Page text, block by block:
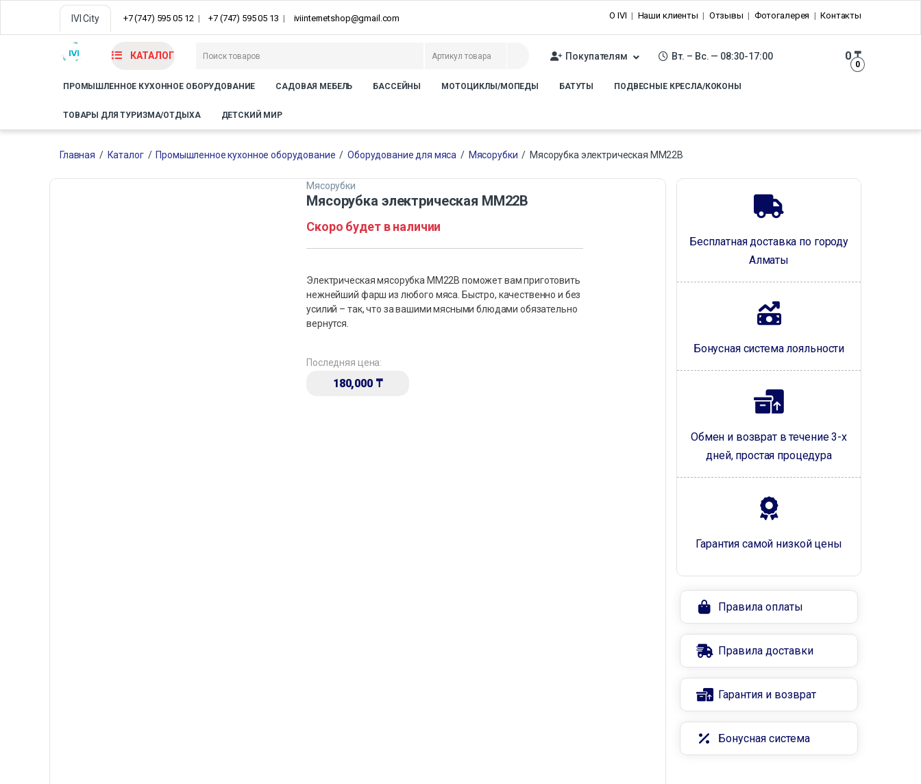
IVI City +7 (747) 595 05 12 +7 (747) 595 05 13 iviinternetshop@gmail.com О IVI Наши клиенты Отзывы Фотогалерея Контакты
КАТАЛОГ Покупателям Вт. – Вс. — 08:30-17:00
0
0₸
ПРОМЫШЛЕННОЕ КУХОННОЕ ОБОРУДОВАНИЕ САДОВАЯ МЕБЕЛЬ БАССЕЙНЫ МОТОЦИКЛЫ/МОПЕДЫ БАТУТЫ ПОДВЕСНЫЕ КРЕСЛА/КОКОНЫ
ТОВАРЫ ДЛЯ ТУРИЗМА/ОТДЫХА ДЕТСКИЙ МИР
Главная / Каталог / Промышленное кухонное оборудование / Оборудование для мяса / Мясорубки / Мясорубка электрическая MM22B
Мясорубки
Мясорубка электрическая MM22B
Скоро будет в наличии
Электрическая мясорубка MM22B поможет вам приготовить
нежнейший фарш из любого мяса. Быстро, качественно и без
усилий – так, что за вашими мясными блюдами обязательно
вернутся.
Последняя цена:
180,000 ₸
Бесплатная доставка по городу
Алматы
Бонусная система лояльности
Обмен и возврат в течение 3-х
дней, простая процедура
Гарантия самой низкой цены
Правила оплаты
Правила доставки
Гарантия и возврат
Бонусная система